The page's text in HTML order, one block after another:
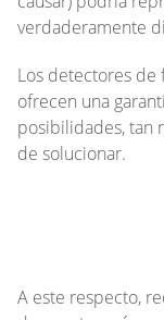
verdaderamente
Los detectores de
ofrecen una
posibilidades, tan
de solucionar.
A este respecto,